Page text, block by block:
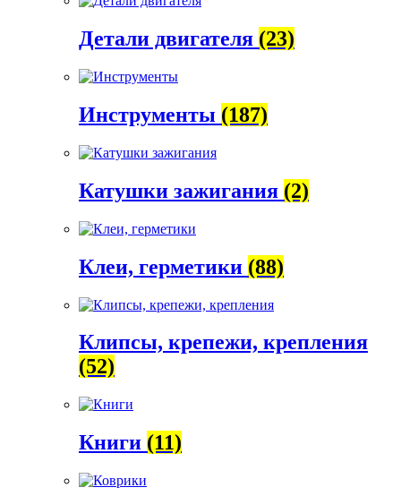
Детали двигателя (23)
Инструменты (187)
Катушки зажигания (2)
Клеи, герметики (88)
Клипсы, крепежи, крепления
(52)
Книги (11)